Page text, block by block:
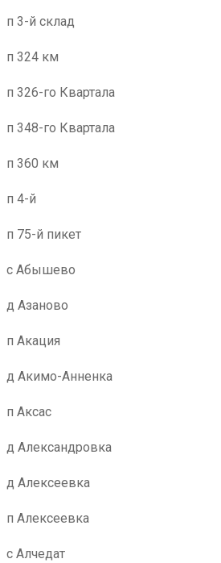
п 3-й склад
п 324 км
п 326-го Квартала
п 348-го Квартала
п 360 км
п 4-й
п 75-й пикет
с Абышево
д Азаново
п Акация
д Акимо-Анненка
п Аксас
д Александровка
д Алексеевка
п Алексеевка
с Алчедат